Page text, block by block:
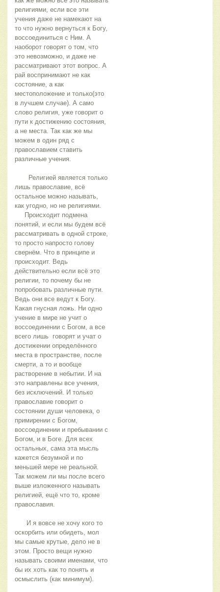
религиями, если все эти
учения даже не намекают на
то что нужно вернуться к Богу,
воссоединиться с Ним. А
наоборот говорят о том, что
это невозможно, и даже не
рассматривают этот вопрос. А
рай воспринимают не как
состояние, а как
местоположение и только(это
в лучшем случае). А само
слово религия, уже говорит о
пути к достижению состояния,
а не места. Так как же мы
можем в один ряд с
православием ставить
различные учения.
лишь православие, всё
остальное можно называть,
как угодно, но не религиями.
понятий, и если мы будем всё
рассматривать в одной строке,
то просто напросто голову
свернём. Что в принципе и
происходит. Ведь
действительно если всё это
религии, то почему бы не
попробовать различные пути.
Ведь они все ведут к Богу.
Какая гнусная ложь. Ни одно
учение в мире не учит о
воссоединении с Богом, а все
всего лишь  говорят и учат о
достижении определённого
места в пространстве, после
смерти, а то и вообще
растворение в небытии. И на
это направлены все учения,
без исключений. И только
православие говорит о
состоянии души человека, о
примирении с Богом,
воссоединении и пребывании с
Богом, и в Боге. Для всех
остальных, сама эта мысль
кажется безумной и по
меньшей мере не реальной.
Так можем ли мы после всего
выше изложенного называть
религией, ещё что то, кроме
православия.
оскорбить или обидеть, мол
мы самые крутые, дело не в
этом. Просто вещи нужно
называть своими именами, что
бы их хоть как то понять и
осмыслить (как минимум).